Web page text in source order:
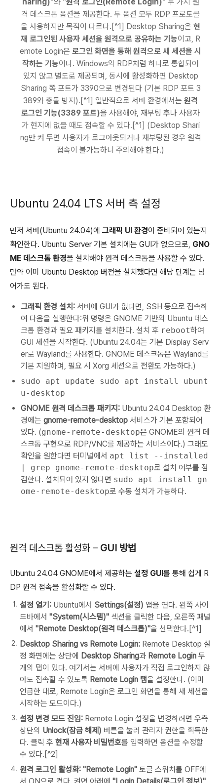
격 데스크톱 옵션을 제공한다. 두 옵션 모두 RDP 프로토콜
을 사용하지만 목적이 다르다.[^1] Desktop Sharing은 현
재 로그인된 사용자 세션을 원격으로 공유하는 기능이고, R
emote Login은 로그인 화면을 통해 원격으로 새 세션을 시
작하는 기능이다. Windows의 RDP처럼 하나로 통합되어
있지 않고 별도로 제공되며, 동시에 활성화하면 Desktop
Sharing 쪽 포트가 3390으로 변경된다 (기본 RDP 포트 3
389와 충돌 방지).[^1] 일반적으로 서버 환경에서는 원격
로그인 기능(3389 포트)을 사용해야, 재부팅 후나 사용자
가 현지에 없을 때도 접속할 수 있다.[^1] (Desktop Shari
ng만 켜 두면 사용자가 로그아웃되거나 재부팅된 경우 원격
접속이 불가능하니 주의해야 한다.)
Ubuntu 24.04 LTS 서버 측 설정
먼저 서버(Ubuntu 24.04)에 그래픽 UI 환경이 준비되어 있는지
확인한다. Ubuntu Server 기본 설치에는 GUI가 없으므로, GNO
ME 데스크톱 환경을 설치해야 원격 데스크톱을 사용할 수 있다.
만약 이미 Ubuntu Desktop 버전을 설치했다면 해당 단계는 넘
어가도 된다.
그래픽 환경 설치: 서버에 GUI가 없다면, SSH 등으로 접속하
여 다음을 실행한다:위 명령은 GNOME 기반의 Ubuntu 데스
크톱 환경과 필요 패키지를 설치한다. 설치 후 reboot하여
GUI 세션을 시작한다. (Ubuntu 24.04는 기본 Display Serv
er로 Wayland를 사용한다. GNOME 데스크톱은 Wayland를
기본 지원하며, 필요 시 Xorg 세션으로 전환도 가능하다.)
sudo apt update sudo apt install ubunt
u-desktop
GNOME 원격 데스크톱 패키지: Ubuntu 24.04 Desktop 환
경에는 gnome-remote-desktop 서비스가 기본 포함되어
있다. (gnome-remote-desktop은 GNOME의 원격 데
스크톱 구현으로 RDP/VNC를 제공하는 서비스이다.) 그래도
확인을 원한다면 터미널에서 apt list --installed
| grep gnome-remote-desktop로 설치 여부를 점
검한다. 설치되어 있지 않다면 sudo apt install gn
ome-remote-desktop로 수동 설치가 가능하다.
원격 데스크톱 활성화 – GUI 방법
Ubuntu 24.04 GNOME에서 제공하는 설정 GUI를 통해 쉽게 R
DP 원격 접속을 활성화할 수 있다.
설정 열기: Ubuntu에서 Settings(설정) 앱을 연다. 왼쪽 사이
드바에서 "System(시스템)" 섹션을 클릭한 다음, 오른쪽 패널
에서 "Remote Desktop(원격 데스크톱)"을 선택한다.[^1]
Desktop Sharing vs Remote Login: Remote Desktop 설
정 화면에는 상단에 Desktop Sharing과 Remote Login 두
개의 탭이 있다. 여기서는 서버에 사용자가 직접 로그인하지 않
아도 접속할 수 있도록 Remote Login 탭을 설정한다. (이미
언급한 대로, Remote Login은 로그인 화면을 통해 새 세션을
시작하는 모드이다.)
설정 변경 모드 진입: Remote Login 설정을 변경하려면 우측
상단의 Unlock(잠금 해제) 버튼을 눌러 관리자 권한을 획득한
다. 클릭 후 현재 사용자 비밀번호를 입력하면 옵션을 수정할
수 있다.[^2]
원격 로그인 활성화: "Remote Login" 토글 스위치를 OFF에